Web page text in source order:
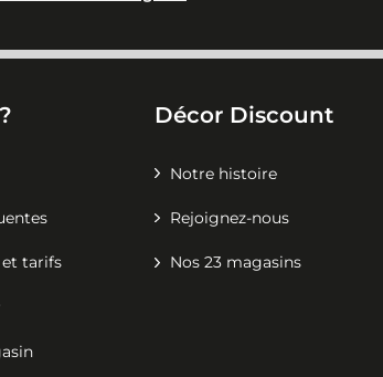
et tarifs
Décor Discount
Notre histoire
Rejoignez-nous
Nos 23 magasins